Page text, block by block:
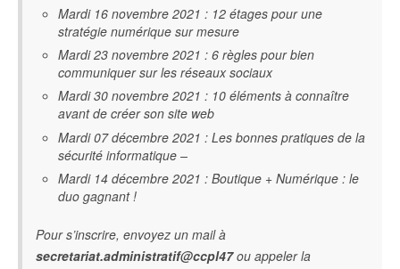
Mardi 16 novembre 2021 : 12 étages pour une
stratégie numérique sur mesure
Mardi 23 novembre 2021 : 6 règles pour bien
communiquer sur les réseaux sociaux
Mardi 30 novembre 2021 : 10 éléments à connaître
avant de créer son site web
Mardi 07 décembre 2021 : Les bonnes pratiques de la
sécurité informatique –
Mardi 14 décembre 2021 : Boutique + Numérique : le
duo gagnant !
Pour s’inscrire, envoyez un mail à
secretariat.administratif@ccpl47ou appeler la